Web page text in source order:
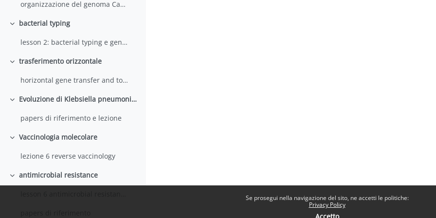
Se prosegui nella navigazione del sito, ne accetti le politiche:
Privacy Policy
organizzazione del genoma Carattoli 9 ottobre 2025
Minimizza
bacterial typing
lesson 2: bacterial typing e genomica 23 Ott 2025 Carattoli
Minimizza
trasferimento orizzontale
horizontal gene transfer and toxin-antitoxin
Minimizza Evoluzione di Klebsiella pneumoniae
papers di riferimento e lezione
Minimizza
Vaccinologia molecolare
lezione 6 reverse vaccinology
Minimizza
antimicrobial resistance